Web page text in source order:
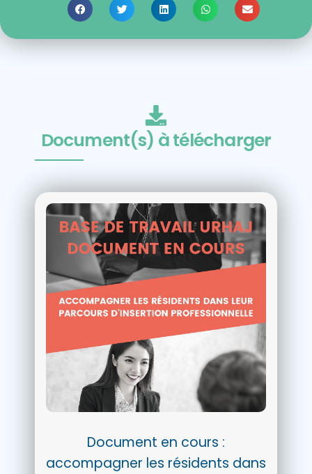
Document(s) à télécharger
Document en cours :
accompagner les résidents dans